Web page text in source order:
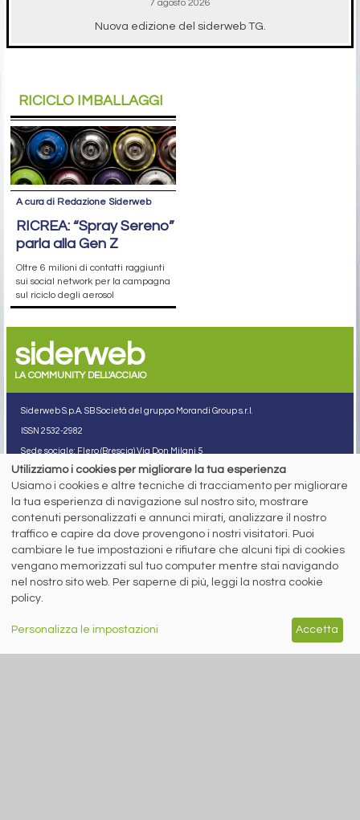
7 agosto 2026
Nuova edizione del siderweb TG.
RICICLO IMBALLAGGI
A cura di Redazione Siderweb
RICREA: “Spray Sereno”
parla alla Gen Z
Oltre 6 milioni di contatti raggiunti
sui social network per la campagna
sul riciclo degli aerosol
siderweb
LA COMMUNITY DELL'ACCIAIO
Siderweb S.p.A. SB Società del gruppo Morandi Group s.r.l.
ISSN 2532-2982
Sede sociale: Flero (Brescia) Via Don Milani 5
T.
+39 030 254 00 06
E. info@siderweb.com
Copyright siderweb spa sb
Tutti i diritti sono riservati
Privacy policy
Cookie policy
Digital Services Act Policy
MENU
PREZZI ITALIA
Utilizziamo i cookies per migliorare la tua esperienza
Usiamo i cookies e altre tecniche di tracciamento per migliorare
la tua esperienza di navigazione sul nostro sito, mostrare
contenuti personalizzati e annunci mirati, analizzare il nostro
traffico e capire da dove provengono i nostri visitatori. Puoi
cambiare le tue impostazioni e rifiutare che alcuni tipi di cookies
vengano memorizzati sul tuo computer mentre stai navigando
nel nostro sito web. Per saperne di più, leggi la nostra cookie
policy.
Personalizza le impostazioni Accetta